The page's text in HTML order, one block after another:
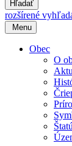
Hľadať
rozšírené
Menu
Obec
O